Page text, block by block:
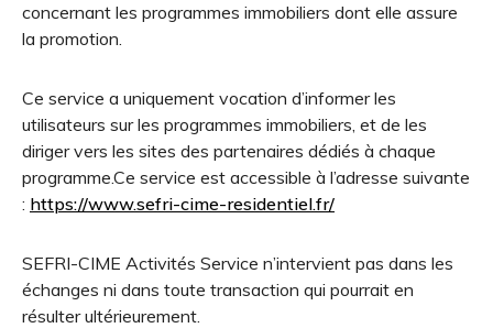
concernant les programmes immobiliers dont elle assure
la promotion.
Ce service a uniquement vocation d’informer les
utilisateurs sur les programmes immobiliers, et de les
diriger vers les sites des partenaires dédiés à chaque
programme.Ce service est accessible à l’adresse suivante
: https://www.sefri-cime-residentiel.fr/
SEFRI-CIME Activités Service n’intervient pas dans les
échanges ni dans toute transaction qui pourrait en
résulter ultérieurement.